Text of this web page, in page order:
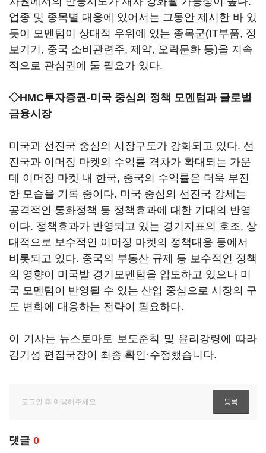
업종 및 종목별 대응에 있어서는 그동안 제시한 바 있
듯이 모멘텀이 상대적 우위에 있는 종목군(IT부품, 정
보기기, 중국 소비관련주, 제약, 오락문화 등)을 지속
적으로 관심권에 둘 필요가 있다.
◇HMC투자증권-미국 중심의 정책 모멘텀과 글로벌
금융시장
미국과 선진국 중심의 시장구도가 강화되고 있다. 선
진국과 이머징 마켓의 수익률 격차가 확대되는 가운
데 이머징 마켓 내 한국, 중국의 수익률은 더욱 부진
한 모습을 기록 중이다. 미국 중심의 선진국 강세는
공격적인 통화정책 등 정책효과에 대한 기대의 반영
이다. 정책효과가 반영되고 있는 경기지표의 호조, 상
대적으로 보수적인 이머징 마켓의 정책대응 등에서
비롯되고 있다. 중국의 부동산 규제 등 보수적인 정책
의 영향이 미국발 경기모멘텀을 압도하고 있으나 미
국 모멘텀이 반영될 수 있는 산업 중심으로 시장의 구
도 변화에 대응하는 전략이 필요하다.
이 기사는 뉴스토마토 보도준칙 및 윤리강령에 따라
김기성 편집국장이 최종 확인·수정했습니다.
댓글 0